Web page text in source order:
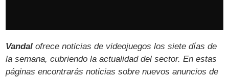
Vandal ofrece noticias de videojuegos los siete días de
la semana, cubriendo la actualidad del sector. En estas
páginas encontrarás noticias sobre nuevos anuncios de